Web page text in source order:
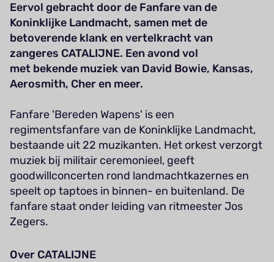
Eervol gebracht door de Fanfare van de
Koninklijke Landmacht, samen met de
betoverende klank en vertelkracht van
zangeres CATALIJNE. Een avond vol
met bekende muziek van David Bowie, Kansas,
Aerosmith, Cher en meer.
Fanfare 'Bereden Wapens' is een
regimentsfanfare van de Koninklijke Landmacht,
bestaande uit 22 muzikanten. Het orkest verzorgt
muziek bij militair ceremonieel, geeft
goodwillconcerten rond landmachtkazernes en
speelt op taptoes in binnen- en buitenland. De
fanfare staat onder leiding van ritmeester Jos
Zegers.
Over CATALIJNE